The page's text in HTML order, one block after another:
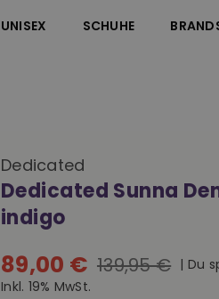
UNISEX SCHUHE
Dedicated
Dedicated Sunna
indigo
Normaler
Preis
89,00 € 139,95 € | Du
Inkl. 19% MwSt.